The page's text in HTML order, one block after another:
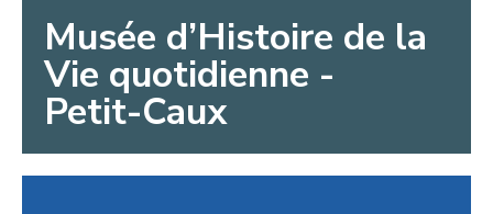
Musée d’Histoire de la
Vie quotidienne -
Petit-Caux